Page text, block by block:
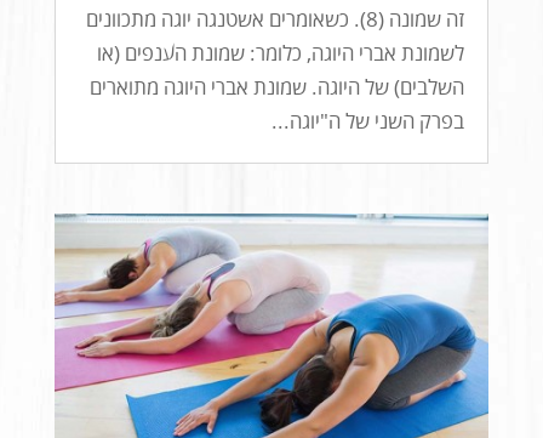
זה שמונה (8). כשאומרים אשטנגה יוגה מתכוונים
לשמונת אברי היוגה, כלומר: שמונת הענפים (או
השלבים) של היוגה. שמונת אברי היוגה מתוארים
בפרק השני של ה"יוגה...